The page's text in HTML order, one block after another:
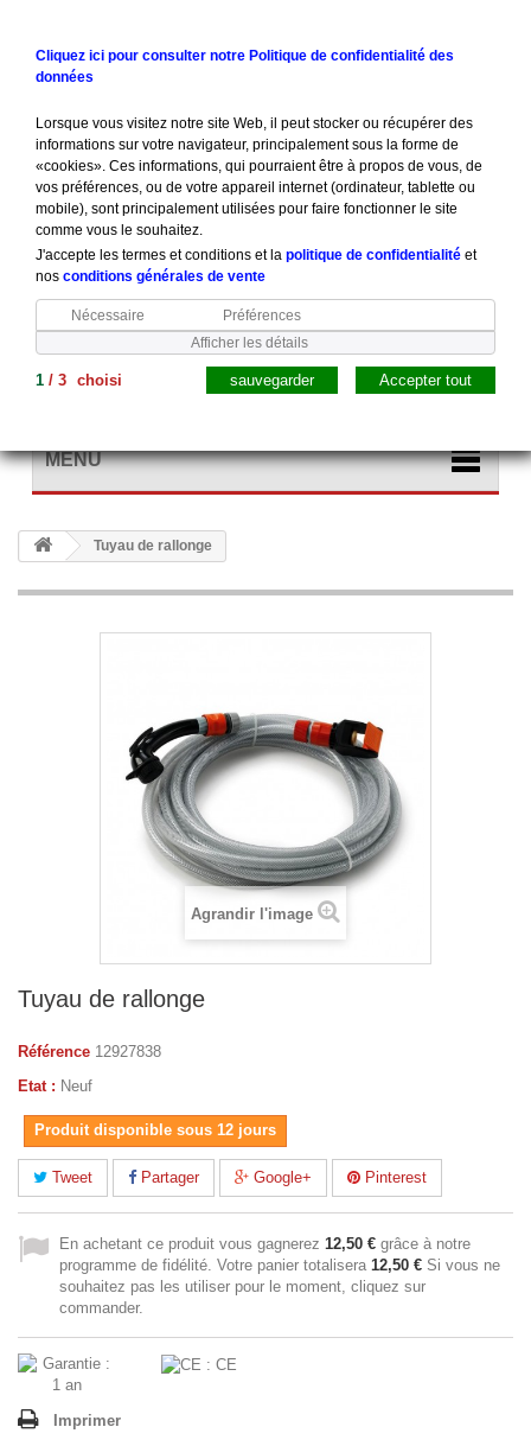
MENU
Tuyau de rallonge
Agrandir l'image
Tuyau de rallonge
Référence 12927838
Etat : Neuf
Produit disponible sous 12 jours
Tweet Partager Google+ Pinterest
En achetant ce produit vous gagnerez 12,50 € grâce à notre
programme de fidélité. Votre panier totalisera 12,50 € Si vous ne
souhaitez pas les utiliser pour le moment, cliquez sur
commander.
Imprimer
Cliquez ici pour consulter notre Politique de confidentialité des
données
Lorsque vous visitez notre site Web, il peut stocker ou récupérer des
informations sur votre navigateur, principalement sous la forme de
«cookies». Ces informations, qui pourraient être à propos de vous, de
vos préférences, ou de votre appareil internet (ordinateur, tablette ou
mobile), sont principalement utilisées pour faire fonctionner le site
comme vous le souhaitez.
J'accepte les termes et conditions et lapolitique de confidentialité et
nos conditions générales de vente
Nécessaire
Préférences
Afficher les détails
1 /3 choisi Accepter tout
sauvegarder